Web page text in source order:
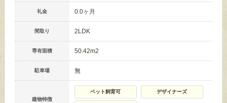
礼金 0.0ヶ月
間取り 2LDK
専有面積 50.42m2
駐車場 無
建物特徴
ペット飼育可 デザイナーズ